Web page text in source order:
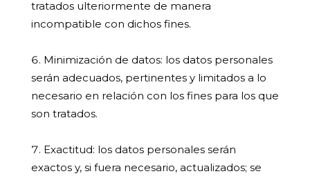
tratados ulteriormente de manera
incompatible con dichos fines.
Minimización de datos: los datos personales
serán adecuados, pertinentes y limitados a lo
necesario en relación con los fines para los que
son tratados.
Exactitud: los datos personales serán
exactos y, si fuera necesario, actualizados; se